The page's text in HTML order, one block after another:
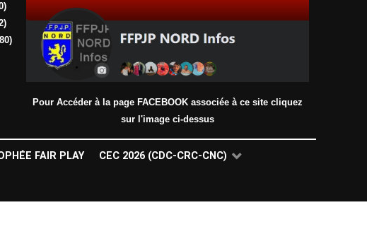
Pour Accéder à la page FACEBOOK associée à ce site cliquez
sur l'image ci-dessus
FAIR PLAY
CEC 2026 (CDC-CRC-CNC)